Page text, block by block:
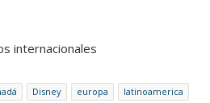
internacionales
Disney europa
latinoamerica